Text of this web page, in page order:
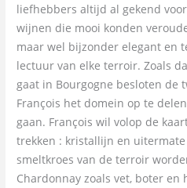
liefhebbers altijd al gekend
wijnen die mooi konden
maar wel bijzonder elegant en
lectuur van elke terroir. Zoals
gaat in Bourgogne besloten de
François het domein op te
gaan. François wil volop de
trekken : kristallijn en
smeltkroes van de terroir
Chardonnay zoals vet, boter